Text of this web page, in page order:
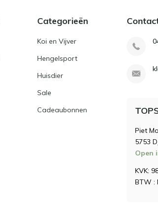
Categorieën
Koi en Vijver
Hengelsport
Huisdier
Sale
Cadeaubonnen
Piet
5753
Open
KVK:
BTW :